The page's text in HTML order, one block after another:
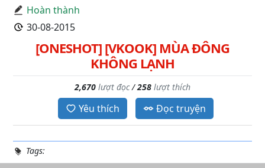
Hoàn thành
30-08-2015
[ONESHOT] [VKOOK] MÙA ĐÔNG
KHÔNG LẠNH
2,670 lượt đọc/258 lượt thích
Yêu thích Đọc truyện
Tags: